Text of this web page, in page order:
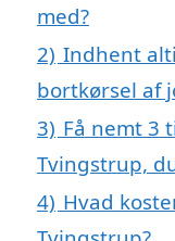
med?
2) Indhent
bortkørsel af
3) Få nemt 3
Tvingstrup,
4) Hvad